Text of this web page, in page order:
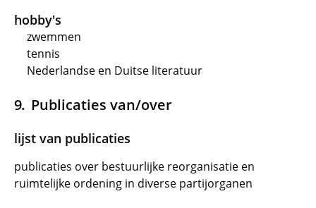
hobby's
zwemmen
tennis
Nederlandse en Duitse literatuur
Publicaties van/over
lijst van publicaties
publicaties over bestuurlijke reorganisatie en
ruimtelijke ordening in diverse partijorganen